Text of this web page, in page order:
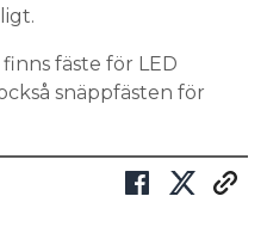
fäste för LED
snäppfästen för